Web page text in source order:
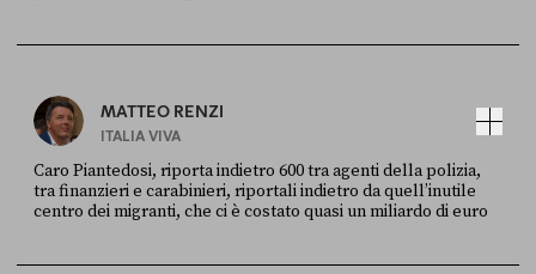
MATTEO RENZI
ITALIA VIVA
Caro Piantedosi, riporta indietro 600 tra agenti della polizia,
tra finanzieri e carabinieri, riportali indietro da quell’inutile
centro dei migranti, che ci è costato quasi un miliardo di euro